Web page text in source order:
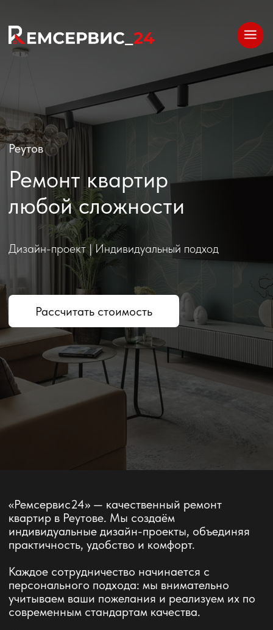
Дизайн-проект | Индивидуальный подход
Реутов
Ремонт квартир
любой сложности
Рассчитать стоимость
«Ремсервис24» — качественный ремонт
квартир в Реутове. Мы создаём
индивидуальные дизайн-проекты, объединяя
практичность, удобство и комфорт.
Каждое сотрудничество начинается с
персонального подхода: мы внимательно
учитываем ваши пожелания и реализуем их по
Доверьте нам ремонт своей квартиры, и вы
получите стильное и удобное пространство для
Виды ремонта